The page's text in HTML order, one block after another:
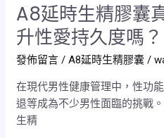
的
嗎？
早
洩
和
陽
痿
嗎？
A8延時生精膠囊
升性愛持久度嗎？
發佈留言 /A8延時生精膠囊 /
在現代男性健康管理中，性功
退等成為不少男性面臨的挑戰
生精
A8
延
時
生
精
膠
囊
真